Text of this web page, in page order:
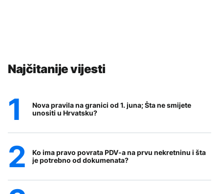
Najčitanije vijesti
Nova pravila na granici od 1. juna; Šta ne smijete
unositi u Hrvatsku?
Ko ima pravo povrata PDV-a na prvu nekretninu i šta
je potrebno od dokumenata?